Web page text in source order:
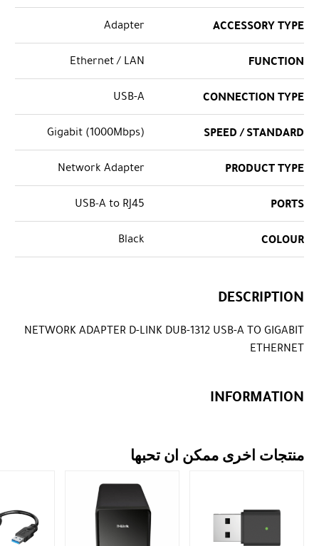
ACCESSORY TYPE
Adapter
FUNCTION
Ethernet / LAN
CONNECTION TYPE
USB-A
SPEED / STANDARD
Gigabit (1000Mbps)
PRODUCT TYPE
Network Adapter
PORTS
USB‑A to RJ45
COLOUR
Black
DESCRIPTION
NETWORK ADAPTER D-LINK DUB-1312 USB-A TO GIGABIT
ETHERNET
INFORMATION
منتجات اخرى ممكن ان تحبها